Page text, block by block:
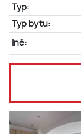
Typ:
Typ bytu:
Iné: